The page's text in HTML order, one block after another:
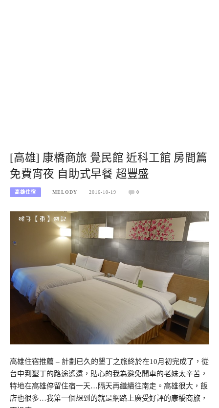
[高雄] 康橋商旅 覺民館 近科工館 房間篇
免費宵夜 自助式早餐 超豐盛
高雄住宿 MELODY 2016-10-19 0
高雄住宿推薦 – 計劃已久的墾丁之旅終於在10月初完成了，從
台中到墾丁的路途遙遠，貼心的我為避免開車的老妹太辛苦，
特地在高雄停留住宿一天…隔天再繼續往南走。高雄很大，飯
店也很多…我第一個想到的就是網路上廣受好評的康橋商旅，